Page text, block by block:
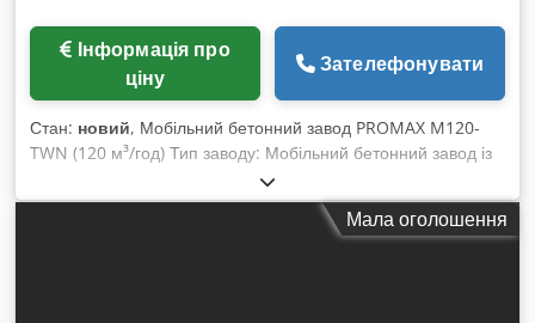
ціну
Зателефонувати
Стан: новий, Мобільний бетонний завод PROMAX M120-
TWN (120 м³/год) Тип заводу: Мобільний бетонний завод із
двовальним міксером (TWIN SHAFT MIXER) Продуктивність:
120 м³/год свіжовиготовленого бетону Об’єм міксера:
4500/3000 л (3 м³ ущільненого бетону) СистемаМала оголошення